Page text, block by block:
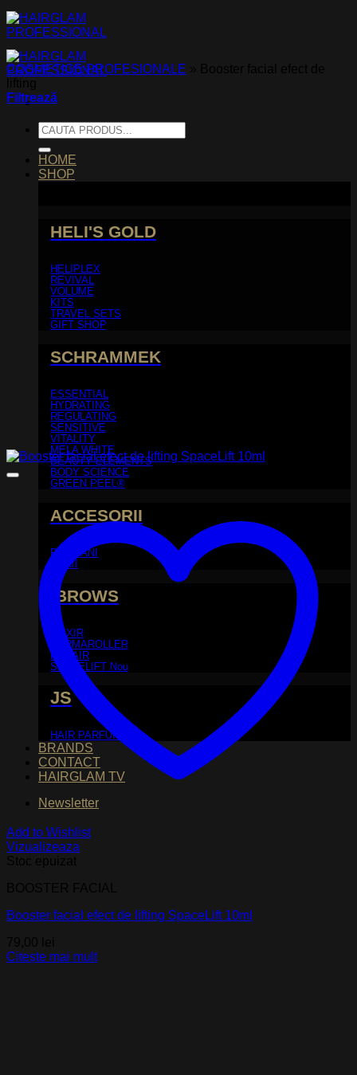
Skip
to
content
Caută
după:
HOME
SHOP
HELI'S GOLD
HELIPLEX
REVIVAL
VOLUME
KITS
TRAVEL SETS
GIFT SHOP
SCHRAMMEK
ESSENTIAL
HYDRATING
REGULATING
SENSITIVE
VITALITY
MELA WHITE
BEAUTY ELEMENTS
BODY SCIENCE
GREEN PEEL®
ACCESORII
PIEPTANI
PERII
iBROWS
ELIXIR
DERMAROLLER
REHAIR
SPACELIFT
JS
HAIR PARFUM
BRANDS
CONTACT
HAIRGLAM TV
Newsletter
COSMETICE PROFESIONALE
Filtrează
Add to Wishlist
Vizualizeaza
Booster facial efect de lifting SpaceLift 10ml
Citește mai mult